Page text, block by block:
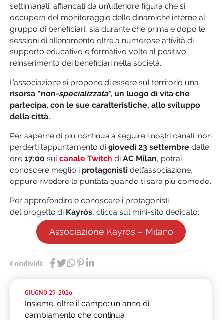
settimanali, affiancati da un’ulteriore figura che si
occuperà del monitoraggio delle dinamiche interne al
gruppo di beneficiari, sia durante che prima e dopo le
sessioni di allenamento oltre a numerose attività di
supporto educativo e formativo volte al positivo
reinserimento dei beneficiari nella società.
L’associazione si propone di essere sul territorio una
risorsa “non-specializzata”, un luogo di vita che
partecipa, con le sue caratteristiche, allo sviluppo
della città.
Per saperne di più continua a seguire i nostri canali: non
perderti l’appuntamento di giovedì 23 settembre dalle
ore 17:00 sulcanale Twitch di AC Milan, potrai
conoscere meglio i protagonisti dell’associazione,
oppure rivedere la puntata quando ti sarà più comodo.
Per approfondire e conoscere i protagonisti
del progetto di Kayrós, clicca sul mini-sito dedicato:
Associazione Kayrós – Milano
Condividi:
GIUGNO 29, 2026
Insieme, oltre il campo: un anno di
cambiamento che continua